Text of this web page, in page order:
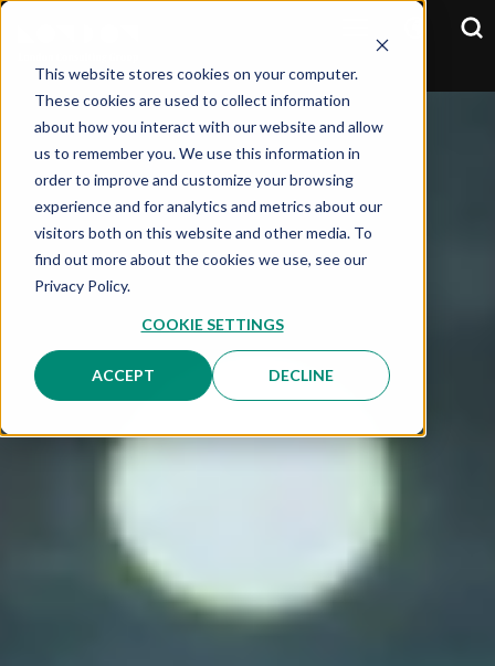
This website stores cookies on your computer.
These cookies are used to collect information
about how you interact with our website and allow
us to remember you. We use this information in
order to improve and customize your browsing
experience and for analytics and metrics about our
visitors both on this website and other media. To
find out more about the cookies we use, see our
Privacy Policy.
COOKIE SETTINGS
ACCEPT DECLINE